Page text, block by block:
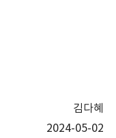
김다혜
2024-05-02